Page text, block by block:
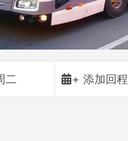
二 + 添加回程